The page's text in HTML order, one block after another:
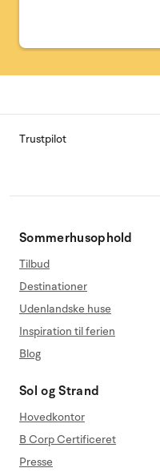
Trustpilot
Sommerhusophold
Tilbud
Destinationer
Udenlandske huse
Inspiration til ferien
Blog
Sol og Strand
Hovedkontor
B Corp Certificeret
Presse